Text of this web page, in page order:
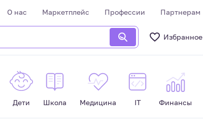
О нас Маркетплейс Профессии Партнерам
Избранное
Дети Школа Медицина IT Финансы